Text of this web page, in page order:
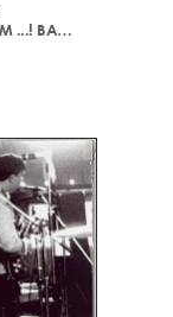
– BEAT IM NORDEN - SMASH ...! BOOM ...! BANG ...! (1965-2004)